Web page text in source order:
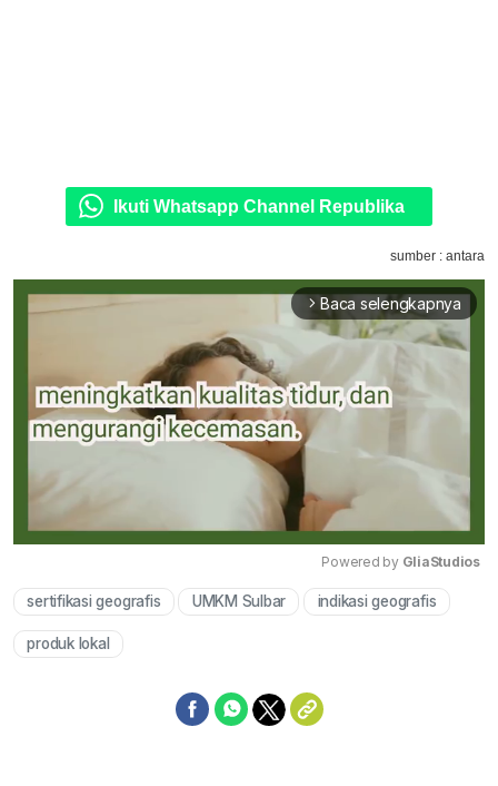
Ikuti Whatsapp Channel Republika
sumber : antara
arrow_forward_ios Baca selengkapnya
Mute
Powered by GliaStudios
sertifikasi geografis UMKM Sulbar indikasi geografis
produk lokal